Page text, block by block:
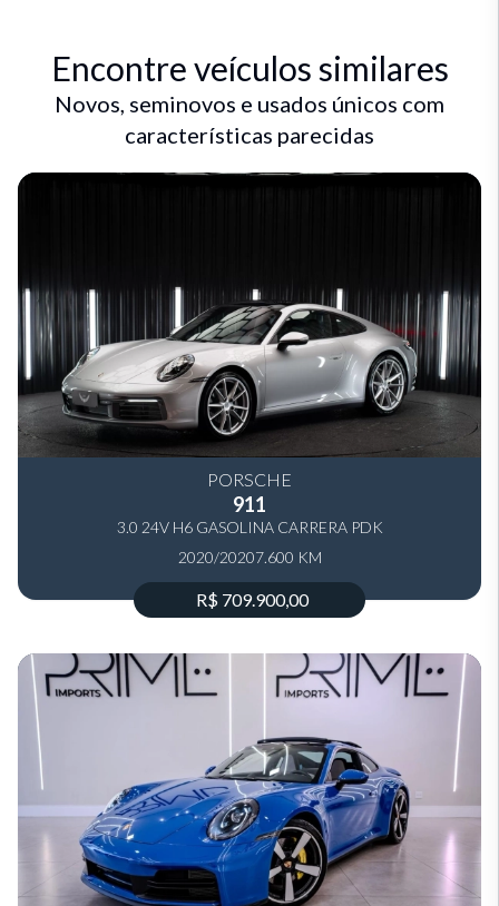
Encontre veículos similares
Novos, seminovos e usados únicos com
características parecidas
PORSCHE
911
3.0 24V H6 GASOLINA CARRERA PDK
2020/20207.600 KM
R$ 709.900,00